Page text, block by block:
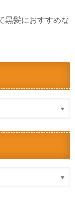
黒髪におすすめな